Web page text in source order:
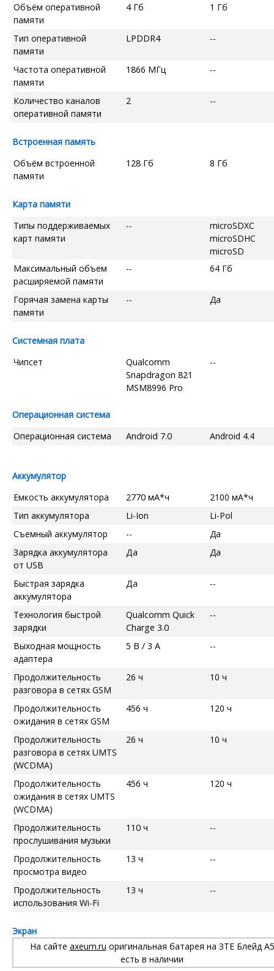
Объём оперативной
памяти
4 Гб 1 Гб
Тип оперативной
памяти
LPDDR4 --
Частота оперативной
памяти
1866 МГц --
Количество каналов
оперативной памяти
2 --
Встроенная память
Объём встроенной
памяти
128 Гб 8 Гб
Карта памяти
Типы поддерживаемых
карт памяти
--
microSDXC
microSDHC
microSD
Максимальный объем
расширяемой памяти
-- 64 Гб
Горячая замена карты
памяти
-- Да
Системная плата
Чипсет
Qualcomm
Snapdragon 821
MSM8996 Pro
--
Операционная система
Операционная система
Android 7.0 Android 4.4
Аккумулятор
Емкость аккумулятора
2770 мА*ч
2100 мА*ч
Тип аккумулятора
Li-Ion
Li-Pol
Съемный аккумулятор
--
Да
Зарядка аккумулятора
от USB
Да Да
Быстрая зарядка
аккумулятора
Да --
Технология быстрой
зарядки
Qualcomm Quick
Charge 3.0
--
Выходная мощность
адаптера
5 В / 3 А --
Продолжительность
разговора в сетях GSM
26 ч 10 ч
Продолжительность
ожидания в сетях GSM
456 ч 120 ч
Продолжительность
разговора в сетях UMTS
(WCDMA)
26 ч 10 ч
Продолжительность
ожидания в сетях UMTS
(WCDMA)
456 ч 120 ч
Продолжительность
прослушивания музыки
110 ч --
Продолжительность
просмотра видео
13 ч --
Продолжительность
использования Wi-Fi
13 ч --
Экран
На сайте axeum.ru оригинальная батарея на ЗТЕ Блейд А5
есть в наличии